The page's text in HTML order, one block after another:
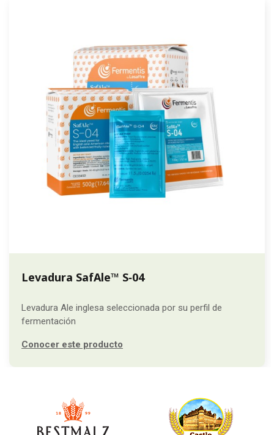
Levadura SafAle™ S‑04
Levadura Ale inglesa seleccionada por su perfil de
fermentación
Conocer este producto